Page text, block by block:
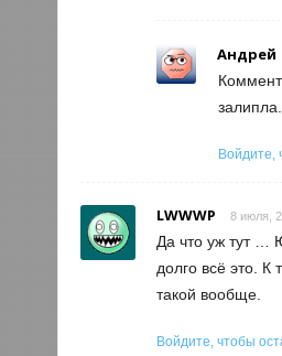
Андрей
залипла.
Войдите,
LWWWP 8 июля,
Да что уж тут …
долго всё это. К
такой вообще.
Войдите, чтобы